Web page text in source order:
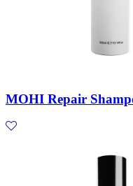
MOHI Repair